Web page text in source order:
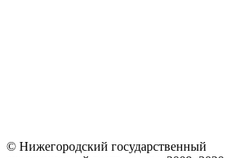
© Нижегородский государственный